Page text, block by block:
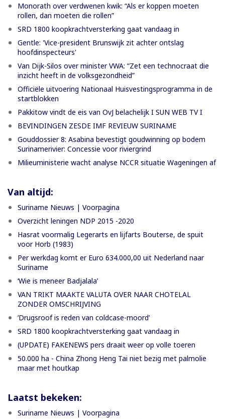
Monorath over verdwenen kwik: “Als er koppen moeten
rollen, dan moeten die rollen”
SRD 1800 koopkrachtversterking gaat vandaag in
Gentle: 'Vice-president Brunswijk zit achter ontslag
hoofdinspecteurs'
Van Dijk-Silos over minister VWA: “Zet een technocraat die
inzicht heeft in de volksgezondheid”
Officiële uitvoering Nationaal Huisvestingsprogramma in de
startblokken
Pakkitow vindt de eis van OvJ belachelijk I SUN WEB TV I
BEVINDINGEN ZESDE IMF REVIEUW SURINAME
Gouddossier 8: Asabina bevestigt goudwinning op bodem
Surinamerivier: Concessie voor riviergrind
Milieuministerie wacht analyse NCCR situatie Wageningen af
Van altijd:
Suriname Nieuws | Voorpagina
Overzicht leningen NDP 2015 -2020
Hasrat voormalig Legerarts en lijfarts Bouterse, de spuit
voor Horb (1983)
Per werkdag komt er Euro 634.000,00 uit Nederland naar
Suriname
‘Wie is meneer Badjalala’
VAN TRIKT MAAKTE VALUTA OVER NAAR CHOTELAL
ZONDER OMSCHRIJVING
’Drugsroof is reden van coldcase-moord’
SRD 1800 koopkrachtversterking gaat vandaag in
(UPDATE) FAKENEWS pers draait weer op volle toeren
50.000 ha - China Zhong Heng Tai niet bezig met palmolie
maar met houtkap
Laatst bekeken:
Suriname Nieuws | Voorpagina